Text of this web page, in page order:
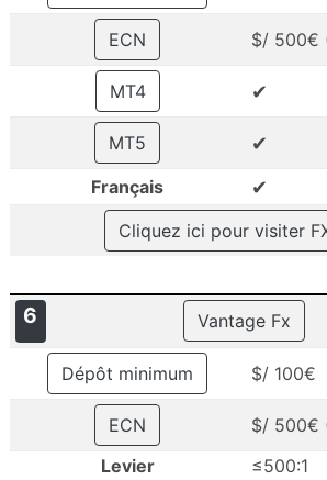
ECN $/ 500€
MT4 ✔
MT5 ✔
Français ✔
Cliquez ici pour visiter
6 Vantage Fx
Dépôt minimum $/ 100€
ECN
$/ 500€
Levier
≤500:1